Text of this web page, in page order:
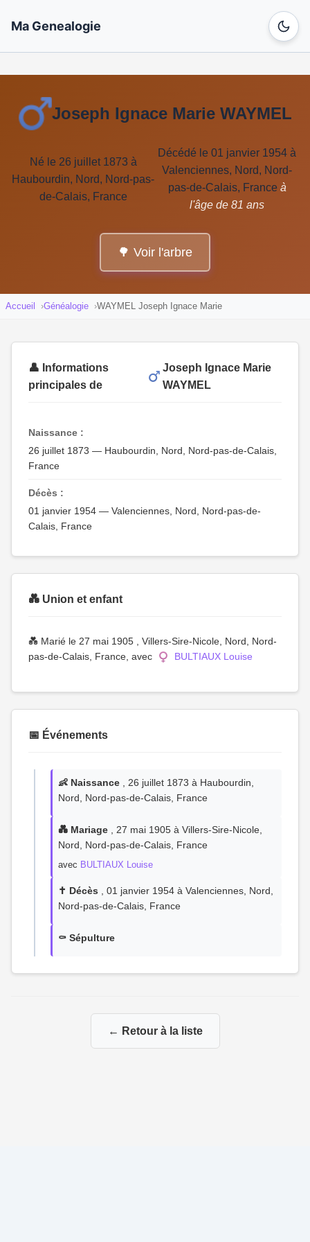
Ma Genealogie
Joseph Ignace Marie WAYMEL
Né le 26 juillet 1873 à
Haubourdin, Nord, Nord-pas-
de-Calais, France
Décédé le 01 janvier 1954 à
Valenciennes, Nord, Nord-
pas-de-Calais, France à
l'âge de 81 ans
🌳 Voir l'arbre
Accueil Généalogie WAYMEL Joseph Ignace Marie
👤 Informations
principales de
Joseph Ignace Marie
WAYMEL
Naissance :
26 juillet 1873 — Haubourdin, Nord, Nord-pas-de-Calais,
France
Décès :
01 janvier 1954 — Valenciennes, Nord, Nord-pas-de-
Calais, France
💑 Union et enfant
💑 Marié le 27 mai 1905 , Villers-Sire-Nicole, Nord, Nord-
pas-de-Calais, France, avec
BULTIAUX Louise
📅 Événements
👶 Naissance , 26 juillet 1873 à Haubourdin,
Nord, Nord-pas-de-Calais, France
💑 Mariage , 27 mai 1905 à Villers-Sire-Nicole,
Nord, Nord-pas-de-Calais, France
avec BULTIAUX Louise
✝️ Décès , 01 janvier 1954 à Valenciennes, Nord,
Nord-pas-de-Calais, France
⚰️ Sépulture
← Retour à la liste